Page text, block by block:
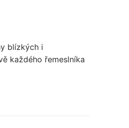
blízkých i
každého řemeslníka